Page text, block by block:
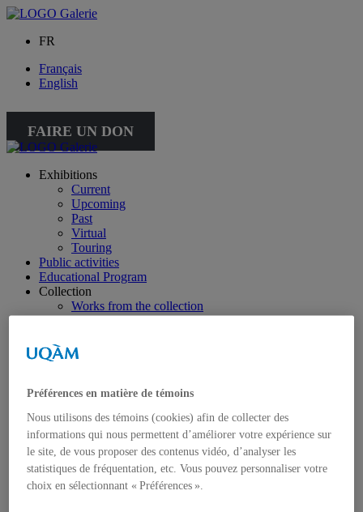
FR
Français
English
FAIRE UN DON
Exhibitions
Current
Upcoming
Past
Virtual
Touring
Public activities
Educational Program
Collection
Works from the collection
About the Collection
All publications
News
Accessibility
Contact
Mandate
History
Staff
Préférences en matière de témoins
Nous utilisons des témoins (cookies) afin de collecter des
informations qui nous permettent d’améliorer votre expérience sur
le site, de vous proposer des contenus vidéo, d’analyser les
statistiques de fréquentation, etc. Vous pouvez personnaliser votre
choix en sélectionnant « Préférences ».